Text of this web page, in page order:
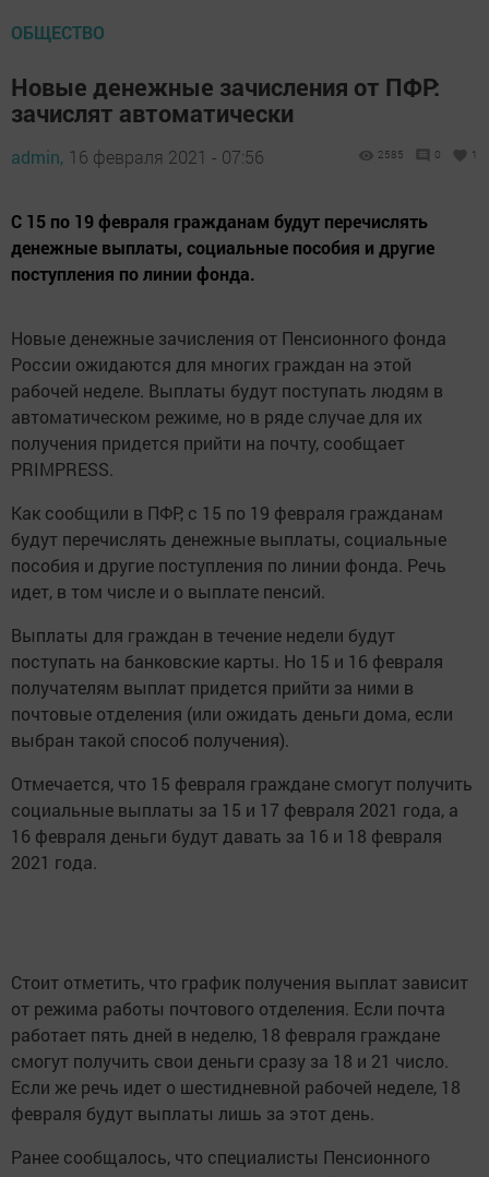
ОБЩЕСТВО
Новые денежные зачисления от ПФР:
зачислят автоматически
admin, 16 февраля 2021 - 07:56 2585 0 1
С 15 по 19 февраля гражданам будут перечислять
денежные выплаты, социальные пособия и другие
поступления по линии фонда.
Новые денежные зачисления от Пенсионного фонда
России ожидаются для многих граждан на этой
рабочей неделе. Выплаты будут поступать людям в
автоматическом режиме, но в ряде случае для их
получения придется прийти на почту, сообщает
PRIMPRESS.
Как сообщили в ПФР, с 15 по 19 февраля гражданам
будут перечислять денежные выплаты, социальные
пособия и другие поступления по линии фонда. Речь
идет, в том числе и о выплате пенсий.
Выплаты для граждан в течение недели будут
поступать на банковские карты. Но 15 и 16 февраля
получателям выплат придется прийти за ними в
почтовые отделения (или ожидать деньги дома, если
выбран такой способ получения).
Отмечается, что 15 февраля граждане смогут получить
социальные выплаты за 15 и 17 февраля 2021 года, а
16 февраля деньги будут давать за 16 и 18 февраля
2021 года.
Стоит отметить, что график получения выплат зависит
от режима работы почтового отделения. Если почта
работает пять дней в неделю, 18 февраля граждане
смогут получить свои деньги сразу за 18 и 21 число.
Если же речь идет о шестидневной рабочей неделе, 18
февраля будут выплаты лишь за этот день.
Ранее сообщалось, что специалисты Пенсионного